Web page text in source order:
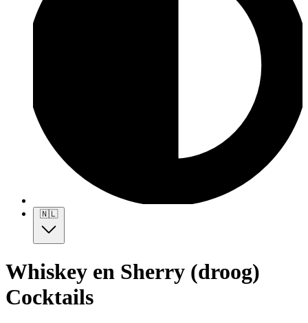
🇳🇱
Whiskey en Sherry (droog)
Cocktails